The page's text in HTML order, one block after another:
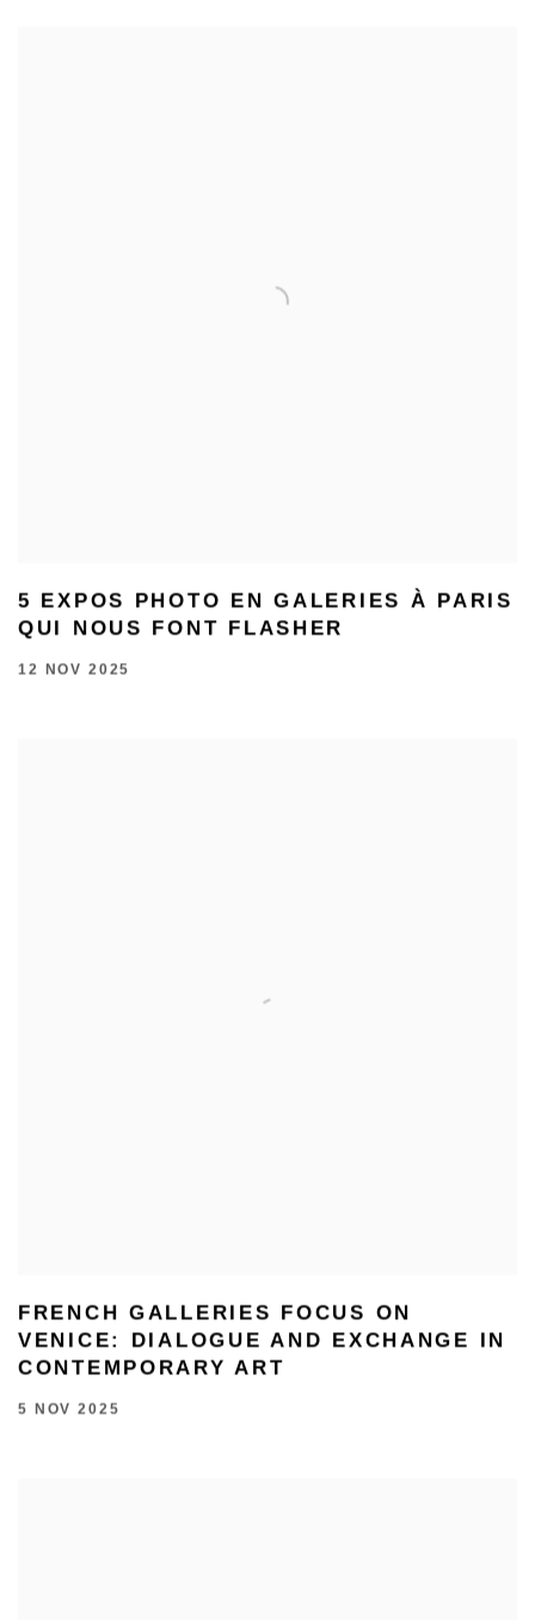
5 EXPOS PHOTO EN GALERIES À PARIS
QUI NOUS FONT FLASHER
12 NOV 2025
FRENCH GALLERIES FOCUS ON
VENICE: DIALOGUE AND EXCHANGE IN
CONTEMPORARY ART
5 NOV 2025